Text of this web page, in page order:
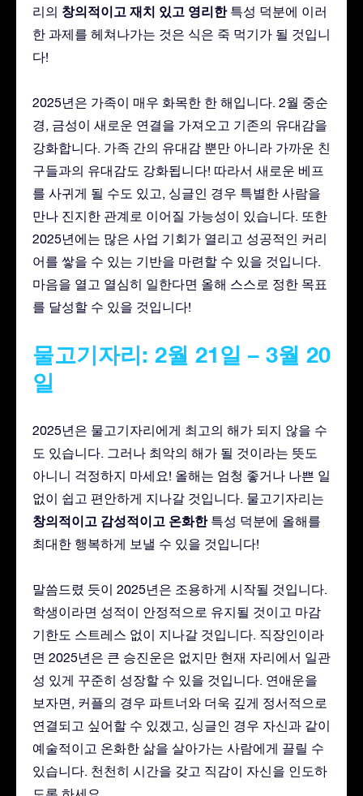
리의 창의적이고 재치 있고 영리한특성 덕분에 이러
한 과제를 헤쳐나가는 것은 식은 죽 먹기가 될 것입니
다!
2025년은 가족이 매우 화목한 한 해입니다. 2월 중순
경, 금성이 새로운 연결을 가져오고 기존의 유대감을
강화합니다. 가족 간의 유대감 뿐만 아니라 가까운 친
구들과의 유대감도 강화됩니다! 따라서 새로운 베프
를 사귀게 될 수도 있고, 싱글인 경우 특별한 사람을
만나 진지한 관계로 이어질 가능성이 있습니다. 또한
2025년에는 많은 사업 기회가 열리고 성공적인 커리
어를 쌓을 수 있는 기반을 마련할 수 있을 것입니다.
마음을 열고 열심히 일한다면 올해 스스로 정한 목표
를 달성할 수 있을 것입니다!
물고기자리: 2월 21일 – 3월 20
일
2025년은 물고기자리에게 최고의 해가 되지 않을 수
도 있습니다. 그러나 최악의 해가 될 것이라는 뜻도
아니니 걱정하지 마세요! 올해는 엄청 좋거나 나쁜 일
없이 쉽고 편안하게 지나갈 것입니다. 물고기자리는
창의적이고 감성적이고 온화한특성 덕분에 올해를
최대한 행복하게 보낼 수 있을 것입니다!
말씀드렸 듯이 2025년은 조용하게 시작될 것입니다.
학생이라면 성적이 안정적으로 유지될 것이고 마감
기한도 스트레스 없이 지나갈 것입니다. 직장인이라
면 2025년은 큰 승진운은 없지만 현재 자리에서 일관
성 있게 꾸준히 성장할 수 있을 것입니다. 연애운을
보자면, 커플의 경우 파트너와 더욱 깊게 정서적으로
연결되고 싶어할 수 있겠고, 싱글인 경우 자신과 같이
예술적이고 온화한 삶을 살아가는 사람에게 끌릴 수
있습니다. 천천히 시간을 갖고 직감이 자신을 인도하